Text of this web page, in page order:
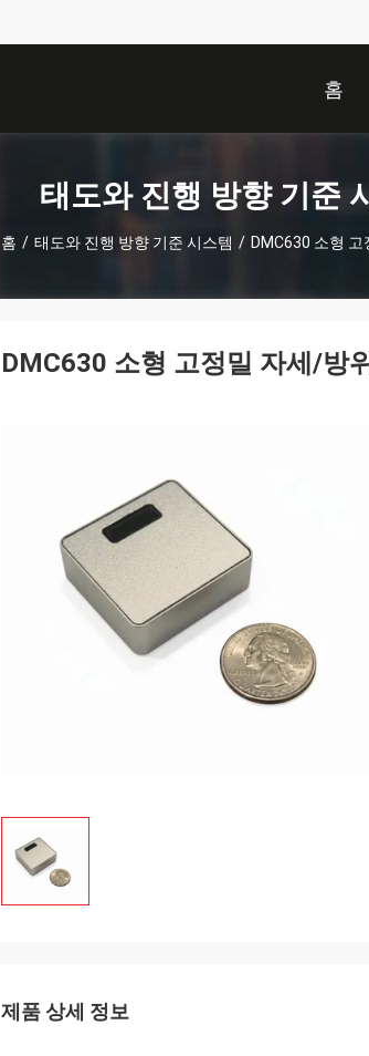
홈
태도와 진행 방향 기준
홈 / 태도와 진행 방향 기준 시스템 / DMC630 소형
DMC630 소형 고정밀 자세/방
제품 상세 정보